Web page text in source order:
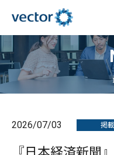
2026/07/03 掲